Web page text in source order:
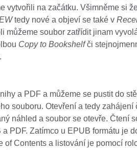
vytvořili na začátku. Všimněme si
tedy nové a objeví se také v
můžeme soubor zatřídit jinam
Copy to Bookshelfči
.
a PDF a můžeme se pustit do
souboru. Otevření a tedy zahájení
náhled a soubor se otevře. Čtení
PDF. Zatímco u EPUB formátu je
of Contents a listování je pomocí